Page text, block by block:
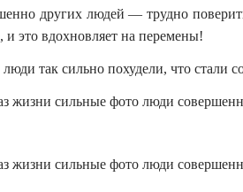
других людей — трудно
и это вдохновляет на перемены!